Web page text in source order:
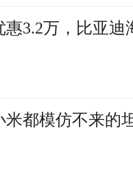
惠3.2万，比亚迪
米都模仿不来的